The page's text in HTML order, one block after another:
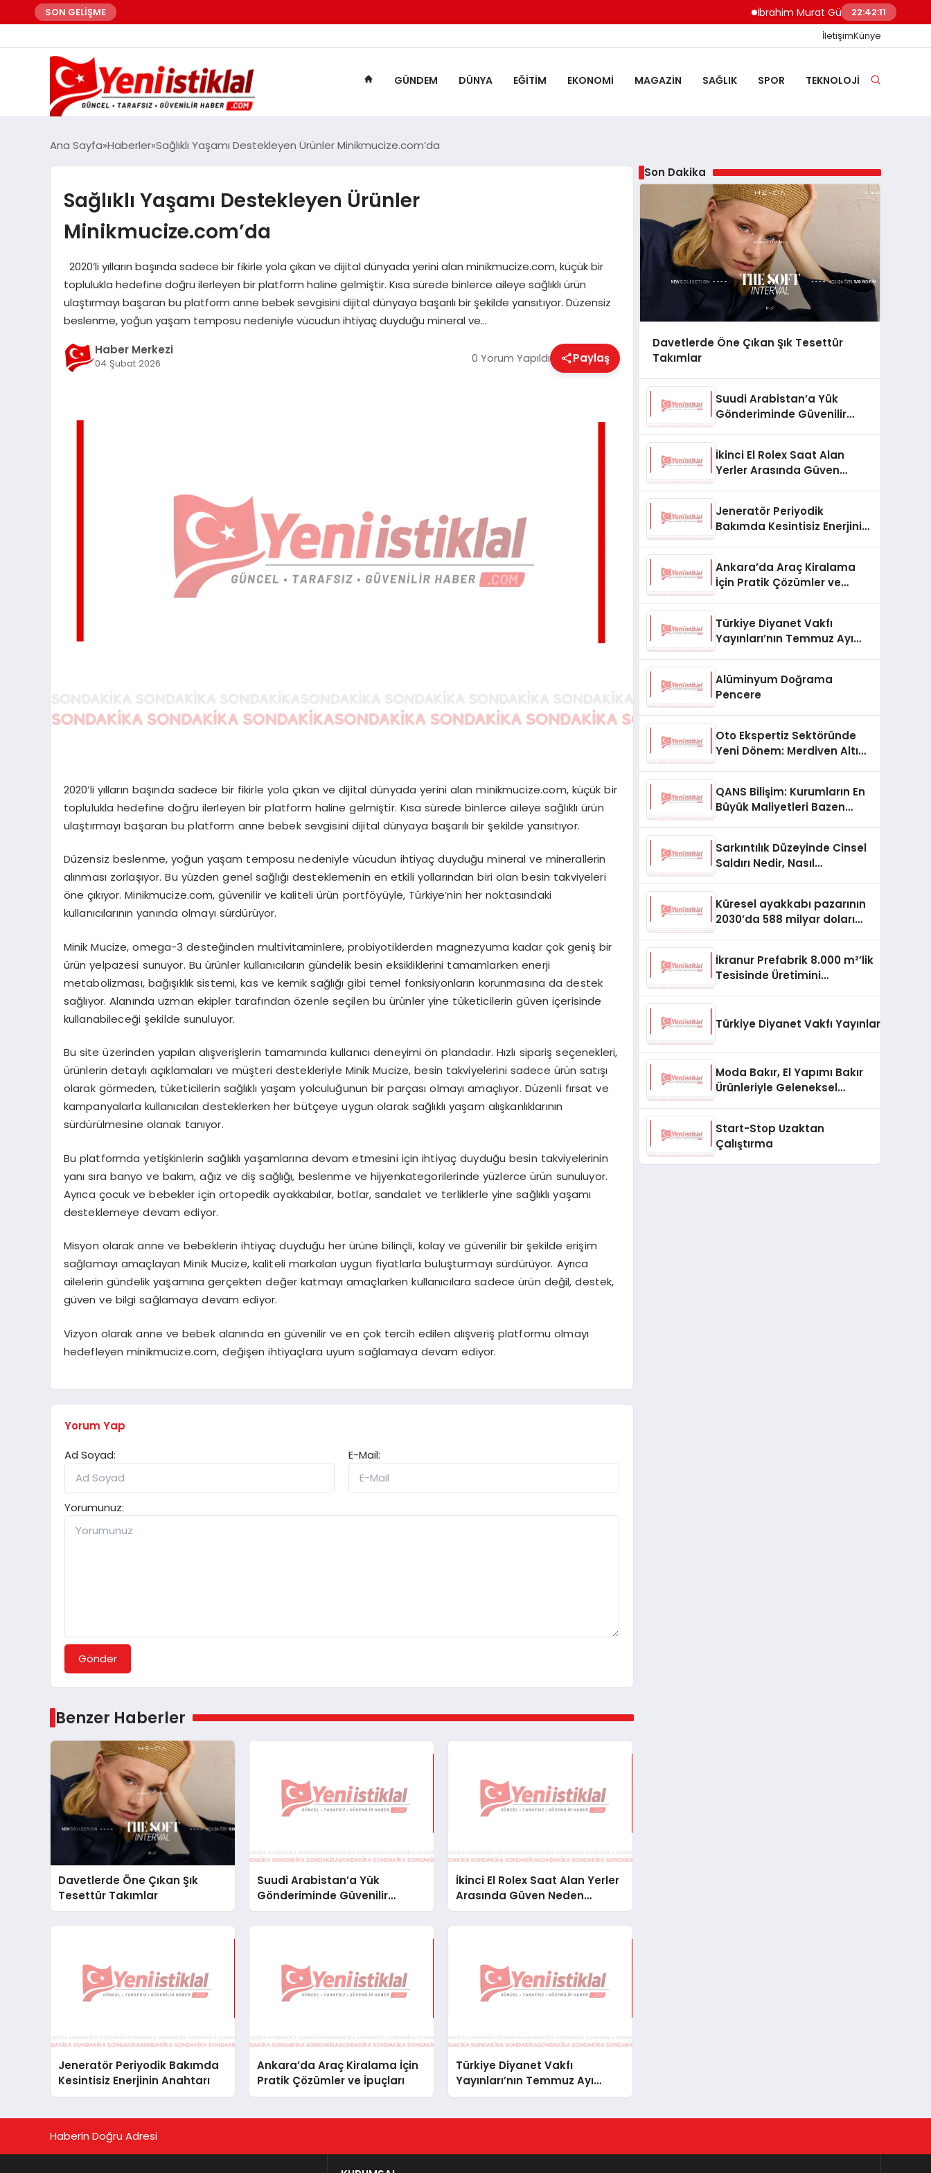
SON GELİŞME İbrahim Murat Gündüz: Malgaç’tan
22:42:12
İletişimKünye
GÜNDEM DÜNYA EĞITIM EKONOMI MAGAZIN SAĞLIK SPOR TEKNOLOJI
Ana Sayfa Haberler Sağlıklı Yaşamı Destekleyen Ürünler Minikmucize.com’da
Sağlıklı Yaşamı Destekleyen Ürünler
Minikmucize.com’da
2020’li yılların başında sadece bir fikirle yola çıkan ve dijital dünyada yerini alan minikmucize.com, küçük bir
toplulukla hedefine doğru ilerleyen bir platform haline gelmiştir. Kısa sürede binlerce aileye sağlıklı ürün
ulaştırmayı başaran bu platform anne bebek sevgisini dijital dünyaya başarılı bir şekilde yansıtıyor. Düzensiz
beslenme, yoğun yaşam temposu nedeniyle vücudun ihtiyaç duyduğu mineral ve…
Haber Merkezi
04 Şubat 2026 0 Yorum Yapıldı Paylaş
2020’li yılların başında sadece bir fikirle yola çıkan ve dijital dünyada yerini alan minikmucize.com, küçük bir
toplulukla hedefine doğru ilerleyen bir platform haline gelmiştir. Kısa sürede binlerce aileye sağlıklı ürün
ulaştırmayı başaran bu platform anne bebek sevgisini dijital dünyaya başarılı bir şekilde yansıtıyor.
Düzensiz beslenme, yoğun yaşam temposu nedeniyle vücudun ihtiyaç duyduğu mineral ve minerallerin
alınması zorlaşıyor. Bu yüzden genel sağlığı desteklemenin en etkili yollarından biri olan besin takviyeleri
öne çıkıyor. Minikmucize.com, güvenilir ve kaliteli ürün portföyüyle, Türkiye’nin her noktasındaki
kullanıcılarının yanında olmayı sürdürüyor.
Minik Mucize, omega-3 desteğinden multivitaminlere, probiyotiklerden magnezyuma kadar çok geniş bir
ürün yelpazesi sunuyor. Bu ürünler kullanıcıların gündelik besin eksikliklerini tamamlarken enerji
metabolizması, bağışıklık sistemi, kas ve kemik sağlığı gibi temel fonksiyonların korunmasına da destek
sağlıyor. Alanında uzman ekipler tarafından özenle seçilen bu ürünler yine tüketicilerin güven içerisinde
kullanabileceği şekilde sunuluyor.
Bu site üzerinden yapılan alışverişlerin tamamında kullanıcı deneyimi ön plandadır. Hızlı sipariş seçenekleri,
ürünlerin detaylı açıklamaları ve müşteri destekleriyle Minik Mucize, besin takviyelerini sadece ürün satışı
olarak görmeden, tüketicilerin sağlıklı yaşam yolculuğunun bir parçası olmayı amaçlıyor. Düzenli fırsat ve
kampanyalarla kullanıcıları desteklerken her bütçeye uygun olarak sağlıklı yaşam alışkanlıklarının
sürdürülmesine olanak tanıyor.
Bu platformda yetişkinlerin sağlıklı yaşamlarına devam etmesini için ihtiyaç duyduğu besin takviyelerinin
yanı sıra banyo ve bakım, ağız ve diş sağlığı, beslenme ve hijyenkategorilerinde yüzlerce ürün sunuluyor.
Ayrıca çocuk ve bebekler için ortopedik ayakkabılar, botlar, sandalet ve terliklerle yine sağlıklı yaşamı
desteklemeye devam ediyor.
Misyon olarak anne ve bebeklerin ihtiyaç duyduğu her ürüne bilinçli, kolay ve güvenilir bir şekilde erişim
sağlamayı amaçlayan Minik Mucize, kaliteli markaları uygun fiyatlarla buluşturmayı sürdürüyor. Ayrıca
ailelerin gündelik yaşamına gerçekten değer katmayı amaçlarken kullanıcılara sadece ürün değil, destek,
güven ve bilgi sağlamaya devam ediyor.
Vizyon olarak anne ve bebek alanında en güvenilir ve en çok tercih edilen alışveriş platformu olmayı
hedefleyen minikmucize.com, değişen ihtiyaçlara uyum sağlamaya devam ediyor.
Yorum Yap
Ad Soyad:
E-Mail:
Yorumunuz:
Gönder
Benzer Haberler
Davetlerde Öne Çıkan Şık
Tesettür Takımlar
Suudi Arabistan’a Yük
Gönderiminde Güvenilir
Lojistik ve Nakliye Çözümleri
İkinci El Rolex Saat Alan Yerler
Arasında Güven Neden
Önemlidir?
Jeneratör Periyodik Bakımda
Kesintisiz Enerjinin Anahtarı
Ankara’da Araç Kiralama İçin
Pratik Çözümler ve İpuçları
Türkiye Diyanet Vakfı
Yayınları’nın Temmuz Ayı
Fırsat Köşesinde Bülent Ata
Son Dakika
Davetlerde Öne Çıkan Şık Tesettür
Takımlar
Suudi Arabistan’a Yük
Gönderiminde Güvenilir
İkinci El Rolex Saat Alan
Yerler Arasında Güven
Jeneratör Periyodik
Bakımda Kesintisiz Enerjinin
Ankara’da Araç Kiralama
İçin Pratik Çözümler ve
Türkiye Diyanet Vakfı
Yayınları’nın Temmuz Ayı
Alüminyum Doğrama
Pencere
Oto Ekspertiz Sektöründe
Yeni Dönem: Merdiven Altı
QANS Bilişim: Kurumların En
Büyük Maliyetleri Bazen
Sarkıntılık Düzeyinde Cinsel
Saldırı Nedir, Nasıl
Küresel ayakkabı pazarının
2030’da 588 milyar doları
İkranur Prefabrik 8.000 m²’lik
Tesisinde Üretimini
Türkiye Diyanet Vakfı Yayınları, Yeni
Moda Bakır, El Yapımı Bakır
Ürünleriyle Geleneksel
Start-Stop Uzaktan
Çalıştırma
Haberin Doğru Adresi